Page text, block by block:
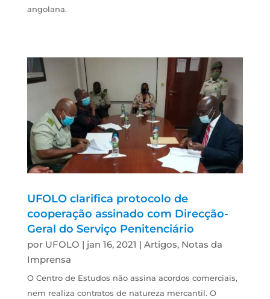
angolana.
UFOLO clarifica protocolo de
cooperação assinado com Direcção-
Geral do Serviço Penitenciário
por UFOLO | jan 16, 2021 | Artigos, Notas da
Imprensa
O Centro de Estudos não assina acordos comerciais,
nem realiza contratos de natureza mercantil. O